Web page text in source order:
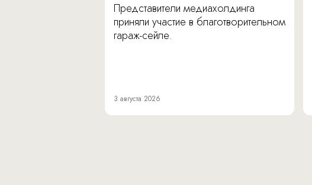
Представители медиахолдинга
приняли участие в благотворительном
гараж-сейле.
3 августа 2026